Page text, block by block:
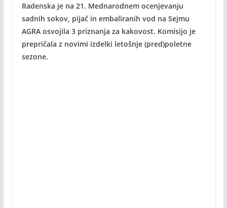
Radenska je na 21. Mednarodnem ocenjevanju
sadnih sokov, pijač in embaliranih vod na Sejmu
AGRA osvojila 3 priznanja za kakovost. Komisijo je
prepričala z novimi izdelki letošnje (pred)poletne
sezone.